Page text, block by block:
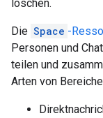
löschen.
Die Space -
Personen und
teilen und
Arten von